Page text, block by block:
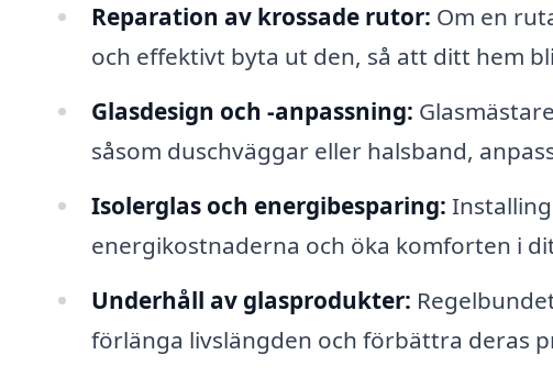
Reparation av krossade rutor: Om en
och effektivt byta ut den, så att ditt hem
Glasdesign och -anpassning:
såsom duschväggar eller halsband,
Isolerglas och energibesparing:
energikostnaderna och öka komforten i
Underhåll av glasprodukter:
förlänga livslängden och förbättra deras